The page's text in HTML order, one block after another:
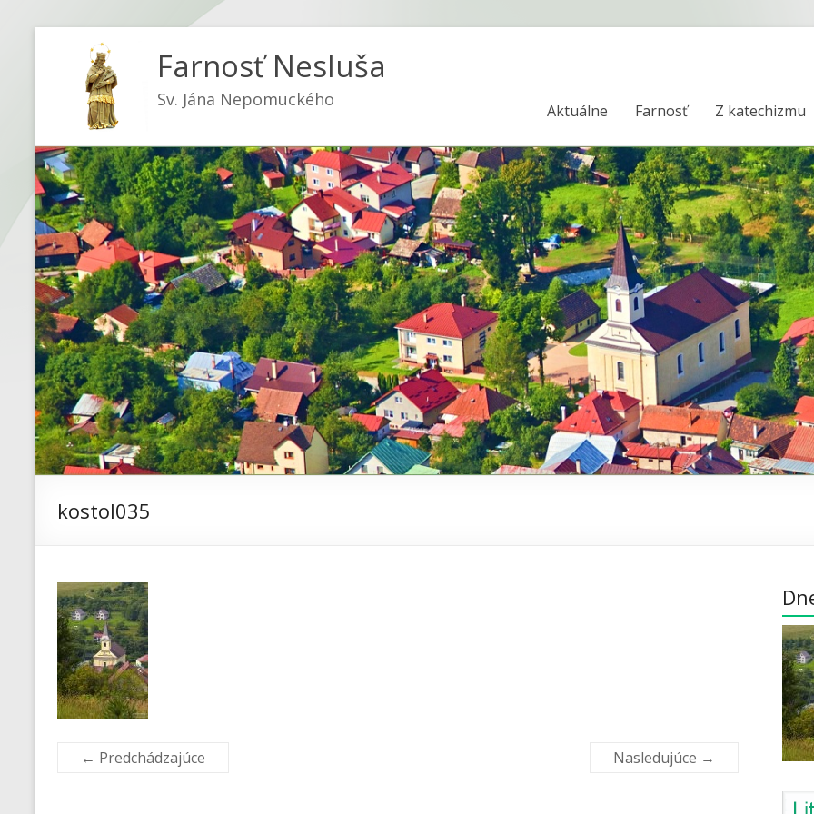
Farnosť Nesluša
Sv. Jána Nepomuckého
Aktuálne Farnosť Z katechizmu
kostol035
← Predchádzajúce Nasledujúce →